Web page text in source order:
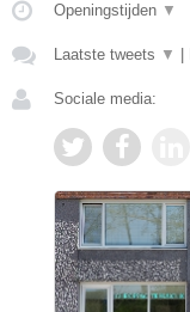
Openingstijden ▼
Laatste tweets ▼
Sociale media: